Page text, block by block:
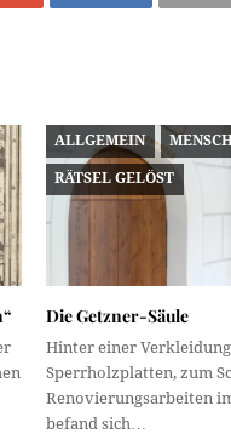
ALLGEMEIN
RÄTSEL GELÖST
Die Getzner-Säule
Hinter einer
Sperrholzplatten, zum
Renovierungsarbeiten
befand sich…